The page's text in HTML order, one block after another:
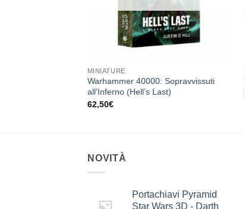
MINIATURE
Warhammer 40000: Sopravvissuti
all’Inferno (Hell’s Last)
62,50€
NOVITÀ
Portachiavi Pyramid
Star Wars 3D - Darth